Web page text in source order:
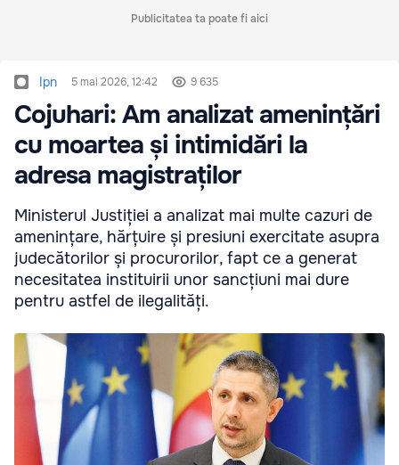
Publicitatea ta poate fi aici
Ipn 5 mai 2026, 12:42 9 635
Cojuhari: Am analizat amenințări
cu moartea și intimidări la
adresa magistraților
Ministerul Justiției a analizat mai multe cazuri de
amenințare, hărțuire și presiuni exercitate asupra
judecătorilor și procurorilor, fapt ce a generat
necesitatea instituirii unor sancțiuni mai dure
pentru astfel de ilegalități.